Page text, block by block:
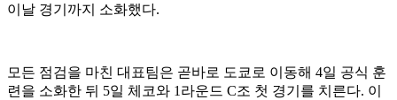
이날 경기까지 소화했다.
모든 점검을 마친 대표팀은 곧바로 도쿄로 이동해 4일 공식 훈
련을 소화한 뒤 5일 체코와 1라운드 C조 첫 경기를 치른다. 이